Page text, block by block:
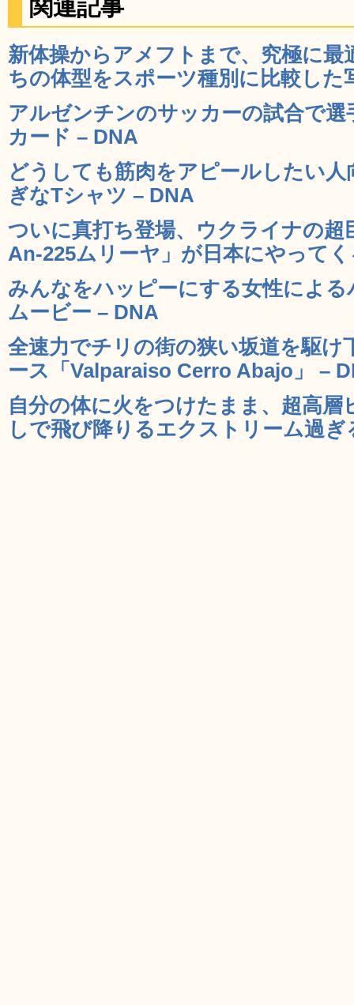
関連記事
新体操からアメフトまで、究極に
ちの体型をスポーツ種別に比較した
アルゼンチンのサッカーの試合で
カード – DNA
どうしても筋肉をアピールしたい
ぎなTシャツ – DNA
ついに真打ち登場、ウクライナの超
An-225ムリーヤ」が日本にやって
みんなをハッピーにする女性によ
ムービー – DNA
全速力でチリの街の狭い坂道を駆け
ース「Valparaiso Cerro Abajo」 –
自分の体に火をつけたまま、超高
しで飛び降りるエクストリーム過